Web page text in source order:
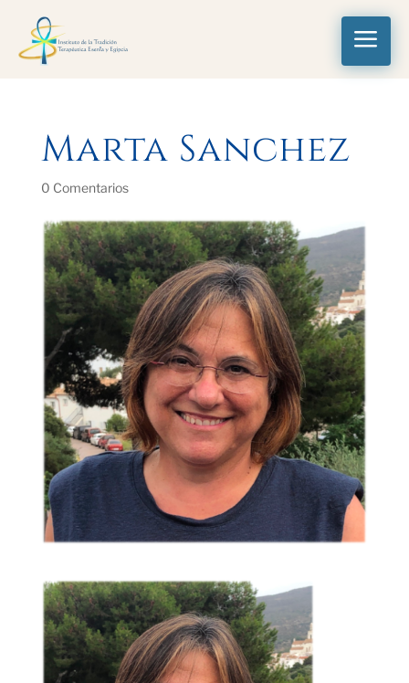
a
Marta Sanchez
0 Comentarios